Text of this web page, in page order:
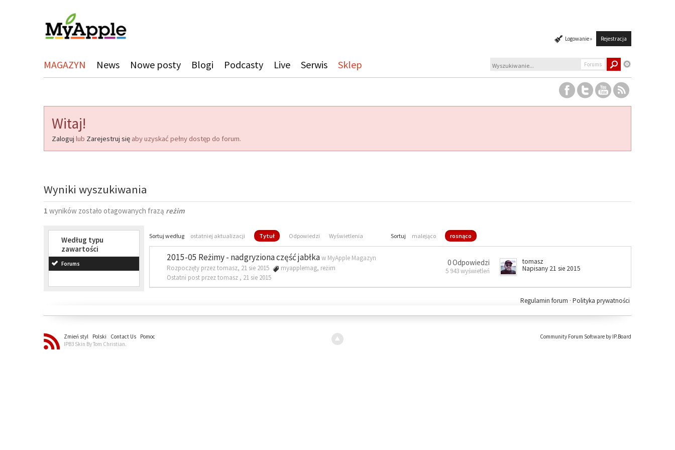
Logowanie » Rejestracja
MAGAZYN News Nowe posty Blogi Podcasty Live Serwis Sklep Forums
Witaj!
Zaloguj lub Zarejestruj się aby uzyskać pełny dostęp do forum.
Wyniki wyszukiwania
1 wyników zostało otagowanych frazą reżim
Według typu
zawartości
Forums
Sortuj według ostatniej aktualizacji Tytuł Odpowiedzi Wyświetlenia Sortuj malejąco rosnąco
2015-05 Reżimy - nadgryziona część jabłkaw MyApple Magazyn
Rozpoczęty przez tomasz, 21 sie 2015
myapplemag, reżim
Ostatni post przez tomasz , 21 sie 2015
0 Odpowiedzi
5 943 wyświetleń
tomasz
Napisany 21 sie 2015
Polityka prywatności
Regulamin forum ·
Zmień styl Polski Contact Us
Pomoc
IPB3 Skin By Tom Christian.
Community Forum Software by IP.Board